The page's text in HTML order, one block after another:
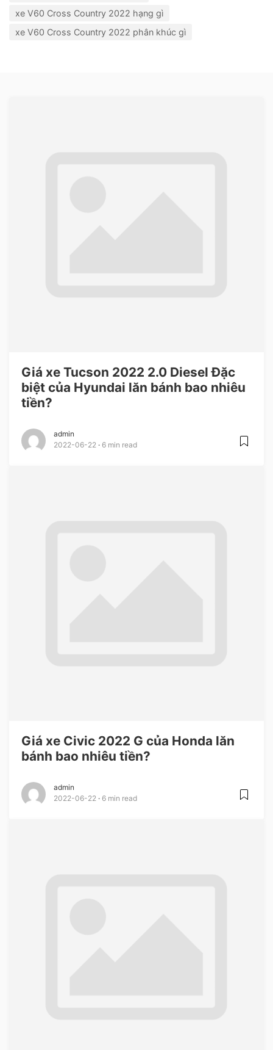
xe V60 Cross Country 2022 hạng gì
xe V60 Cross Country 2022 phân khúc gì
Giá xe Tucson 2022 2.0 Diesel Đặc
biệt của Hyundai lăn bánh bao nhiêu
tiền?
admin
2022-06-22
6 min read
Giá xe Civic 2022 G của Honda lăn
bánh bao nhiêu tiền?
admin
2022-06-22
6 min read